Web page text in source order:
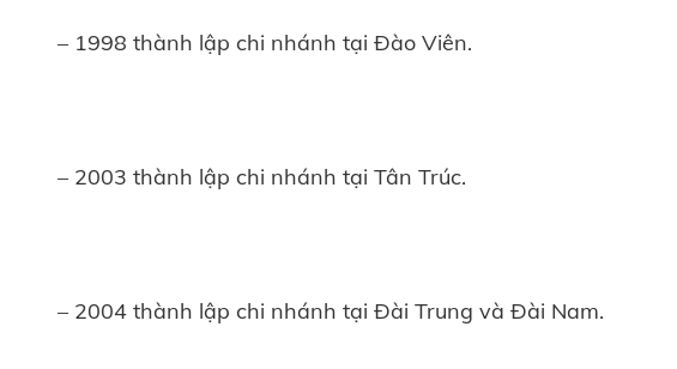
– 1998 thành lập chi nhánh tại Đào Viên.
– 2003 thành lập chi nhánh tại Tân Trúc.
– 2004 thành lập chi nhánh tại Đài Trung và Đài Nam.